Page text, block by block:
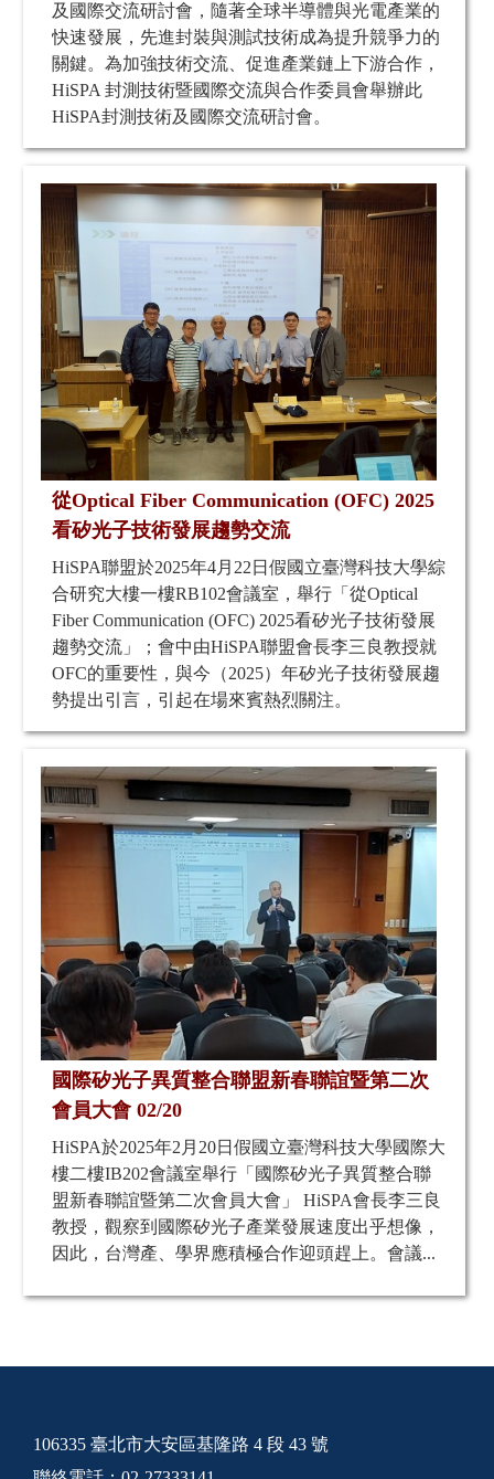
及國際交流研討會，隨著全球半導體與光電產業的
快速發展，先進封裝與測試技術成為提升競爭力的
關鍵。為加強技術交流、促進產業鏈上下游合作，
HiSPA 封測技術暨國際交流與合作委員會舉辦此
HiSPA封測技術及國際交流研討會。
從Optical Fiber Communication (OFC) 2025
看矽光子技術發展趨勢交流
HiSPA聯盟於2025年4月22日假國立臺灣科技大學綜
合研究大樓一樓RB102會議室，舉行「從Optical
Fiber Communication (OFC) 2025看矽光子技術發展
趨勢交流」；會中由HiSPA聯盟會長李三良教授就
OFC的重要性，與今（2025）年矽光子技術發展趨
勢提出引言，引起在場來賓熱烈關注。
國際矽光子異質整合聯盟新春聯誼暨第二次
會員大會 02/20
HiSPA於2025年2月20日假國立臺灣科技大學國際大
樓二樓IB202會議室舉行「國際矽光子異質整合聯
盟新春聯誼暨第二次會員大會」 HiSPA會長李三良
教授，觀察到國際矽光子產業發展速度出乎想像，
因此，台灣產、學界應積極合作迎頭趕上。會議...
106335 臺北市大安區基隆路 4 段 43 號